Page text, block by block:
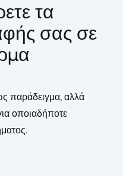
τα
σας σε
παράδειγμα, αλλά
οποιαδήποτε